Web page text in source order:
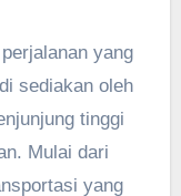
yang
sediakan oleh
tinggi
Mulai dari
yang